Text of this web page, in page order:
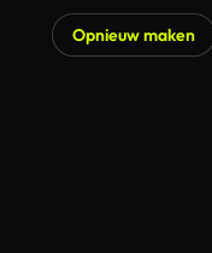
Opnieuw maken